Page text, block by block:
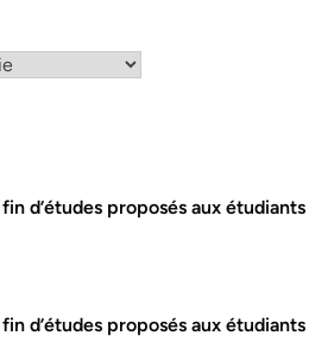
d’études proposés aux étudiants
d’études proposés aux étudiants